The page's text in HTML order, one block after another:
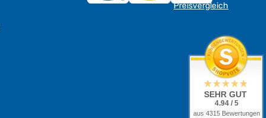
SEHR GUT
4.94 / 5
aus 4315 Bewertungen